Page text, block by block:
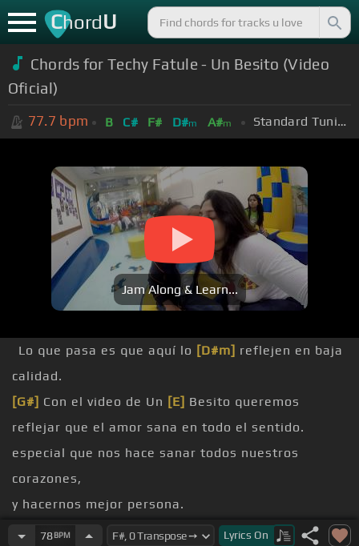
ChordU
Chords forTechy Fatule - Un Besito (Video
Oficial)
77.7 bpm B C# F# D#m A#m Standard Tuning (EADGBE)
Jam Along & Learn...
Lo que pasa es que aquí lo [D#m] reflejen en baja
calidad.
[G#] Con el video de Un [E] Besito queremos
reflejar que el amor sana en todo el sentido.
especial que nos hace sanar todos nuestros
corazones,
y hacernos mejor persona.
[C#]
78BPM Lyrics On